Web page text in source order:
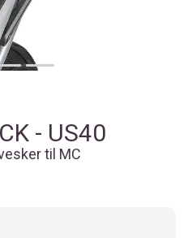
- US40
til MC